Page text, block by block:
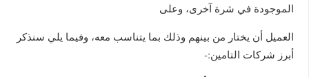
الموجودة في شرة آخرى، وعلى
العميل أن يختار من بينهم وذلك بما يتناسب معه، وفيما يلي سنذكر
أبرز شركات التامين:-